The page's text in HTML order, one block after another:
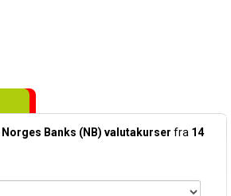
Norges Banks (NB) valutakurser fra 14